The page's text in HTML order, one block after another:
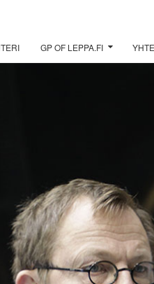
GP OF LEPPA.FI